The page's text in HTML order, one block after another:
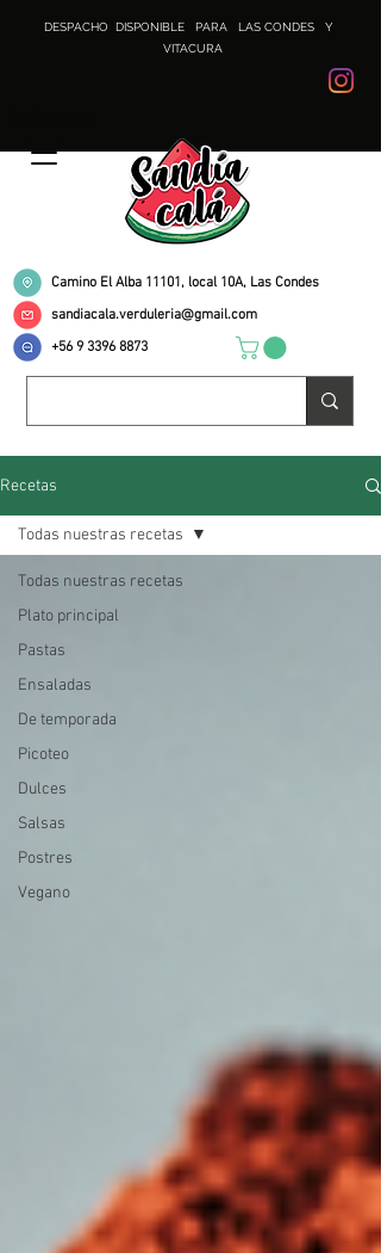
DESPACHO DISPONIBLE PARA LAS CONDES Y
VITACURA
+56 9 3396 8873
Camino El Alba 11101, local 10A, Las Condes
sandiacala.verduleria@gmail.com
Recetas
Todas nuestras recetas
Plato principal
Pastas
Ensaladas
De temporada
Picoteo
Dulces
Salsas
Postres
Vegano
Todas nuestras recetas